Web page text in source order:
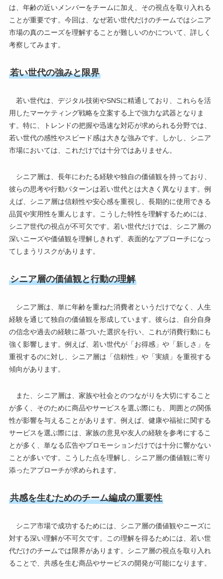
は、年齢の近いメンバーをチームに加え、その視点を取り入れる
ことが重要です。今回は、なぜ若い世代だけのチームではシニア
市場の真のニーズを理解することが難しいのかについて、詳しく
考察してみます。
若い世代の強みと限界
若い世代は、デジタル技術やSNSに精通しており、これらを活
用したマーケティング戦略を立案する上で強力な武器となりま
す。特に、トレンドの把握や迅速な対応が求められる分野では、
若い世代の感性やスピード感は大きな強みです。しかし、シニア
市場においては、これだけでは十分ではありません。
シニア層は、長年にわたる経験や独自の価値観を持っており、
彼らの思考や行動パターンは若い世代とは大きく異なります。例
えば、シニア層は信頼性や安心感を重視し、長期的に使用できる
品質や実用性を重んじます。こうした特性を理解するためには、
シニア世代の視点が不可欠です。若い世代だけでは、シニア層の
深いニーズや価値観を理解しきれず、表面的なアプローチになっ
てしまうリスクがあります。
シニア層の価値観と行動の理解
シニア層は、単に年齢を重ねた消費者というだけでなく、人生
経験を通じて独自の価値観を形成しています。彼らは、自分自身
の信念や過去の経験に基づいた選択を行い、これが消費行動にも
強く影響します。例えば、若い世代が「お得感」や「新しさ」を
重視するのに対し、シニア層は「信頼性」や「実績」を重視する
傾向があります。
また、シニア層は、家族や社会とのつながりを大切にすること
が多く、そのために商品やサービスを選ぶ際にも、周囲との関係
性が影響を与えることがあります。例えば、健康や福祉に関する
サービスを選ぶ際には、家族の意見や友人の経験を参考にするこ
とが多く、単なる広告やプロモーションだけでは十分に響かない
ことが多いです。こうした点を理解し、シニア層の価値観に寄り
添ったアプローチが求められます。
共感を生むためのチーム編成の重要性
シニア市場で成功するためには、シニア層の価値観やニーズに
対する深い理解が不可欠です。この理解を得るためには、若い世
代だけのチームでは限界があります。シニア層の視点を取り入れ
ることで、共感を生む商品やサービスの開発が可能になります。